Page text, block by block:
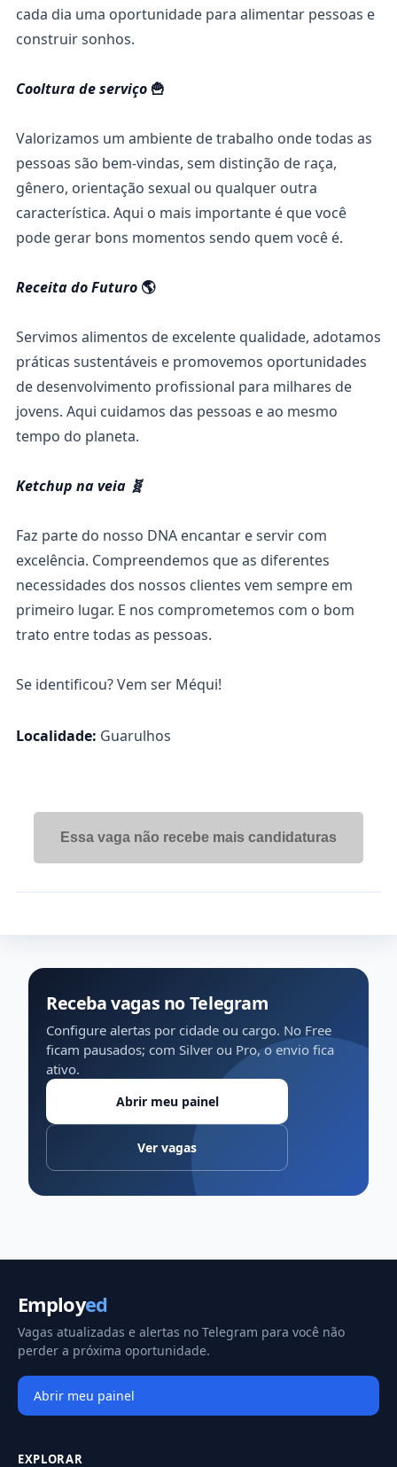
cada dia uma oportunidade para alimentar pessoas e
construir sonhos.
Cooltura de serviço 🍟
Valorizamos um ambiente de trabalho onde todas as
pessoas são bem-vindas, sem distinção de raça,
gênero, orientação sexual ou qualquer outra
característica. Aqui o mais importante é que você
pode gerar bons momentos sendo quem você é.
Receita do Futuro 🌎
Servimos alimentos de excelente qualidade, adotamos
práticas sustentáveis e promovemos oportunidades
de desenvolvimento profissional para milhares de
jovens. Aqui cuidamos das pessoas e ao mesmo
tempo do planeta.
Ketchup na veia 🧬
Faz parte do nosso DNA encantar e servir com
excelência. Compreendemos que as diferentes
necessidades dos nossos clientes vem sempre em
primeiro lugar. E nos comprometemos com o bom
trato entre todas as pessoas.
Se identificou? Vem ser Méqui!
Localidade: Guarulhos
Essa vaga não recebe mais candidaturas
Receba vagas no Telegram
Configure alertas por cidade ou cargo. No Free
ficam pausados; com Silver ou Pro, o envio fica
ativo.
Abrir meu painel
Ver vagas
Employed
Vagas atualizadas e alertas no Telegram para você não
perder a próxima oportunidade.
Abrir meu painel
EXPLORAR